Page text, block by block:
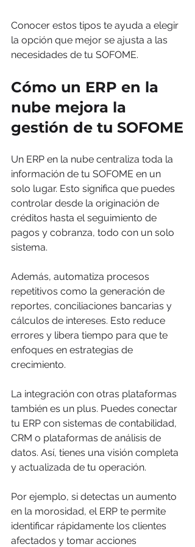
Conocer estos tipos te ayuda a elegir
la opción que mejor se ajusta a las
necesidades de tu SOFOME.
Cómo un ERP en la
nube mejora la
gestión de tu SOFOME
Un ERP en la nube centraliza toda la
información de tu SOFOME en un
solo lugar. Esto significa que puedes
controlar desde la originación de
créditos hasta el seguimiento de
pagos y cobranza, todo con un solo
sistema.
Además, automatiza procesos
repetitivos como la generación de
reportes, conciliaciones bancarias y
cálculos de intereses. Esto reduce
errores y libera tiempo para que te
enfoques en estrategias de
crecimiento.
La integración con otras plataformas
también es un plus. Puedes conectar
tu ERP con sistemas de contabilidad,
CRM o plataformas de análisis de
datos. Así, tienes una visión completa
y actualizada de tu operación.
Por ejemplo, si detectas un aumento
en la morosidad, el ERP te permite
identificar rápidamente los clientes
afectados y tomar acciones